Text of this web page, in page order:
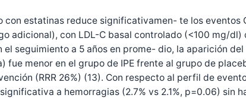
estatinas reduce significativamen- te los eventos
adicional), con LDL-C basal controlado (<100 mg/
seguimiento a 5 años en prome- dio, la aparición
menor en el grupo de IPE frente al grupo de
(RRR 26%) (13). Con respecto al perfil de
a hemorragias (2.7% vs 2.1%, p=0.06) sin